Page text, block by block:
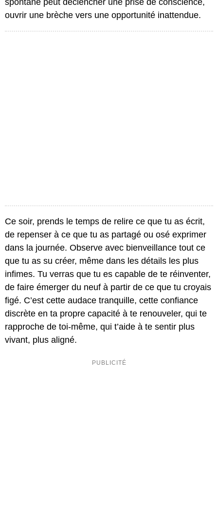
spontané peut déclencher une prise de conscience,
ouvrir une brèche vers une opportunité inattendue.
Ce soir, prends le temps de relire ce que tu as écrit,
de repenser à ce que tu as partagé ou osé exprimer
dans la journée. Observe avec bienveillance tout ce
que tu as su créer, même dans les détails les plus
infimes. Tu verras que tu es capable de te réinventer,
de faire émerger du neuf à partir de ce que tu croyais
figé. C’est cette audace tranquille, cette confiance
discrète en ta propre capacité à te renouveler, qui te
rapproche de toi-même, qui t’aide à te sentir plus
vivant, plus aligné.